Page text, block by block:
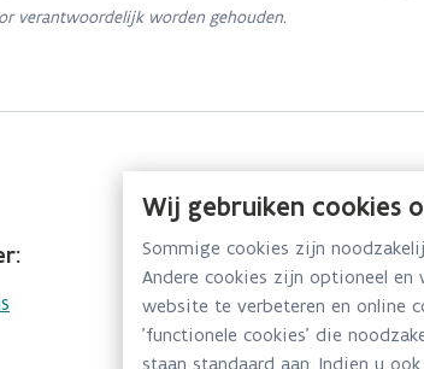
verantwoordelijk worden gehouden.
Wij gebruiken cookies
Sommige cookies zijn
Andere cookies zijn optioneel
website te verbeteren en online
'functionele cookies' die
staan standaard aan. Indien u